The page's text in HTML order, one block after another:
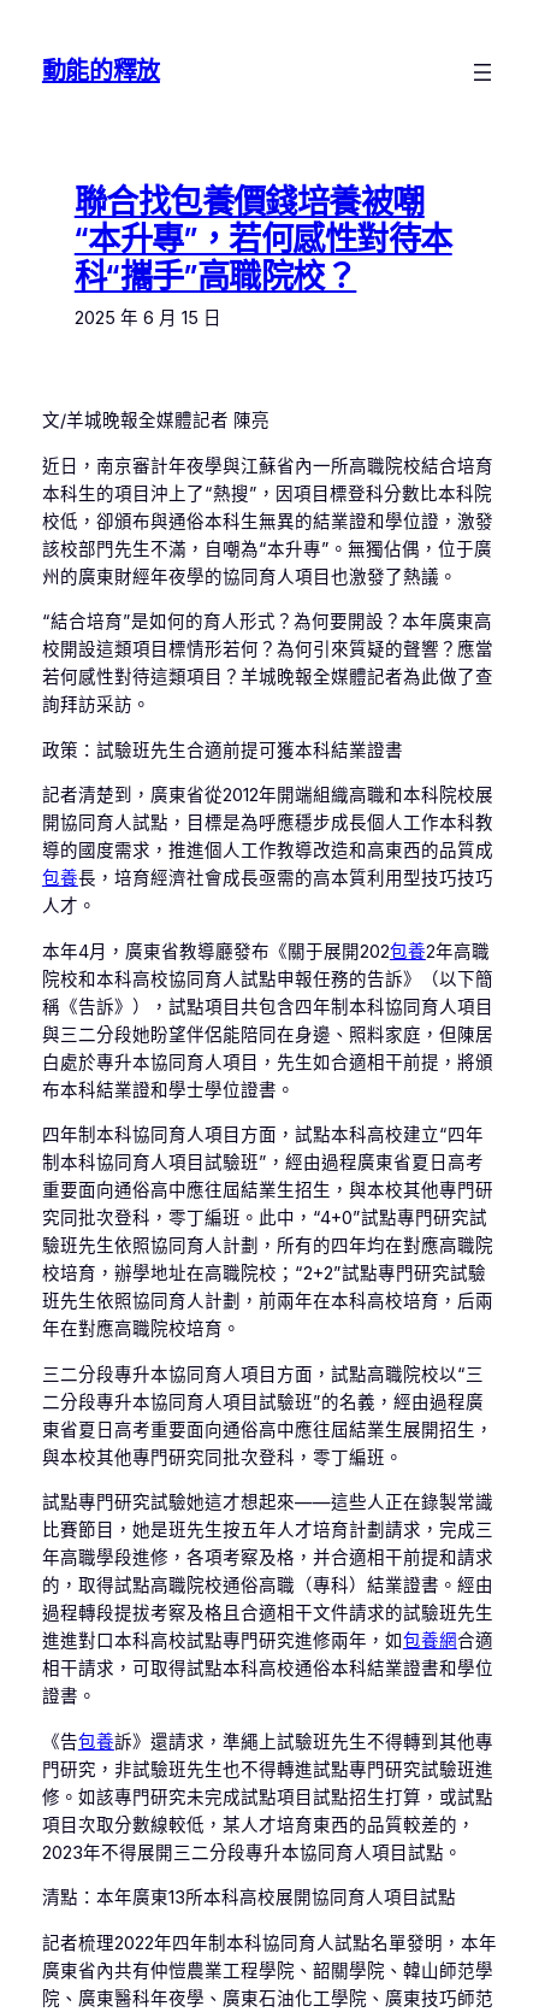
動能的釋放
聯合找包養價錢培養被嘲
“本升專”，若何感性對待本
科“攜手”高職院校？
2025 年 6 月 15 日
文/羊城晚報全媒體記者 陳亮
近日，南京審計年夜學與江蘇省內一所高職院校結合培育
本科生的項目沖上了“熱搜”，因項目標登科分數比本科院
校低，卻頒布與通俗本科生無異的結業證和學位證，激發
該校部門先生不滿，自嘲為“本升專”。無獨佔偶，位于廣
州的廣東財經年夜學的協同育人項目也激發了熱議。
“結合培育”是如何的育人形式？為何要開設？本年廣東高
校開設這類項目標情形若何？為何引來質疑的聲響？應當
若何感性對待這類項目？羊城晚報全媒體記者為此做了查
詢拜訪采訪。
政策：試驗班先生合適前提可獲本科結業證書
記者清楚到，廣東省從2012年開端組織高職和本科院校展
開協同育人試點，目標是為呼應穩步成長個人工作本科教
導的國度需求，推進個人工作教導改造和高東西的品質成
包養長，培育經濟社會成長亟需的高本質利用型技巧技巧
人才。
本年4月，廣東省教導廳發布《關于展開202包養2年高職
院校和本科高校協同育人試點申報任務的告訴》（以下簡
稱《告訴》），試點項目共包含四年制本科協同育人項目
與三二分段她盼望伴侶能陪同在身邊、照料家庭，但陳居
白處於專升本協同育人項目，先生如合適相干前提，將頒
布本科結業證和學士學位證書。
四年制本科協同育人項目方面，試點本科高校建立“四年
制本科協同育人項目試驗班”，經由過程廣東省夏日高考
重要面向通俗高中應往屆結業生招生，與本校其他專門研
究同批次登科，零丁編班。此中，“4+0”試點專門研究試
驗班先生依照協同育人計劃，所有的四年均在對應高職院
校培育，辦學地址在高職院校；“2+2”試點專門研究試驗
班先生依照協同育人計劃，前兩年在本科高校培育，后兩
年在對應高職院校培育。
三二分段專升本協同育人項目方面，試點高職院校以“三
二分段專升本協同育人項目試驗班”的名義，經由過程廣
東省夏日高考重要面向通俗高中應往屆結業生展開招生，
與本校其他專門研究同批次登科，零丁編班。
試點專門研究試驗她這才想起來——這些人正在錄製常識
比賽節目，她是班先生按五年人才培育計劃請求，完成三
年高職學段進修，各項考察及格，并合適相干前提和請求
的，取得試點高職院校通俗高職（專科）結業證書。經由
過程轉段提拔考察及格且合適相干文件請求的試驗班先生
進進對口本科高校試點專門研究進修兩年，如包養網合適
相干請求，可取得試點本科高校通俗本科結業證書和學位
證書。
《告包養訴》還請求，準繩上試驗班先生不得轉到其他專
門研究，非試驗班先生也不得轉進試點專門研究試驗班進
修。如該專門研究未完成試點項目試點招生打算，或試點
項目次取分數線較低，某人才培育東西的品質較差的，
2023年不得展開三二分段專升本協同育人項目試點。
清點：本年廣東13所本科高校展開協同育人項目試點
記者梳理2022年四年制本科協同育人試點名單發明，本年
廣東省內共有仲愷農業工程學院、韶關學院、韓山師范學
院、廣東醫科年夜學、廣東石油化工學院、廣東技巧師范